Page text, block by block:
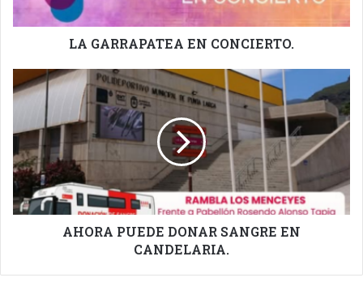
LA GARRAPATEA EN CONCIERTO.
AHORA
PUEDE
DONAR
SANGRE
CANDELARIA.
AHORA PUEDE DONAR SANGRE EN
CANDELARIA.